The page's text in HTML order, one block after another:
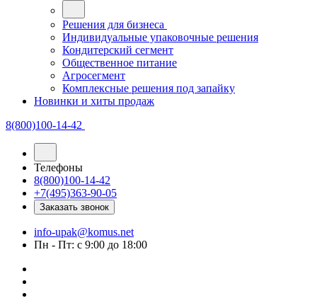
Решения для бизнеса
Индивидуальные упаковочные решения
Кондитерский сегмент
Общественное питание
Агросегмент
Комплексные решения под запайку
Новинки и хиты продаж
8(800)100-14-42
Телефоны
8(800)100-14-42
+7(495)363-90-05
Заказать звонок
info-upak@komus.net
Пн - Пт: с 9:00 до 18:00